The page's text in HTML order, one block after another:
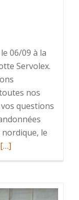
06/09 à la
Servolex.
nos
questions
le
En
[…]